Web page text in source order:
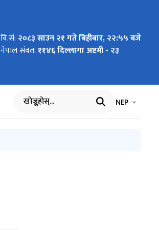
वि.सं: २०८३ साउन २१ गते बिहीबार, २२:५५ बजे
नेपाल संवत: ११४६ दिल्लागा अष्टमी - २३
खोज्नुहोस् भाषा चयन
NEP